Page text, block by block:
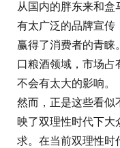
从国内的胖东来和
有太广泛的品牌宣传
赢得了消费者的青睐
口粮酒领域，市场占
不会有太大的影响。
然而，正是这些看似
映了双理性时代下大
求。在当前双理性时